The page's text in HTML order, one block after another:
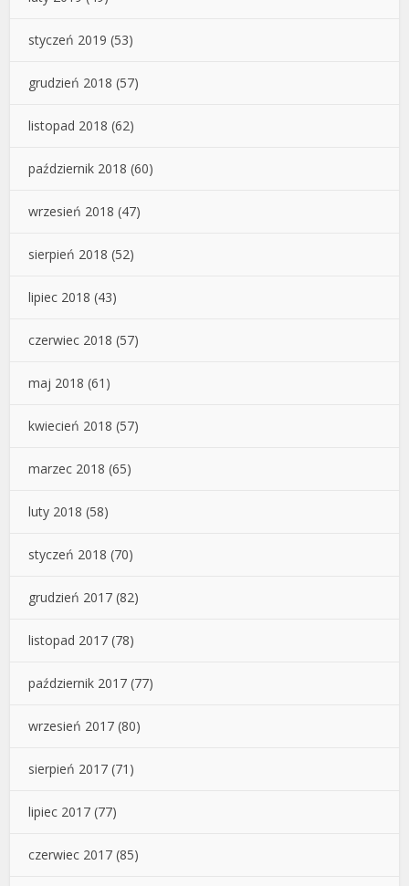
styczeń 2019 (53)
grudzień 2018 (57)
listopad 2018 (62)
październik 2018 (60)
wrzesień 2018 (47)
sierpień 2018 (52)
lipiec 2018 (43)
czerwiec 2018 (57)
maj 2018 (61)
kwiecień 2018 (57)
marzec 2018 (65)
luty 2018 (58)
styczeń 2018 (70)
grudzień 2017 (82)
listopad 2017 (78)
październik 2017 (77)
wrzesień 2017 (80)
sierpień 2017 (71)
lipiec 2017 (77)
czerwiec 2017 (85)